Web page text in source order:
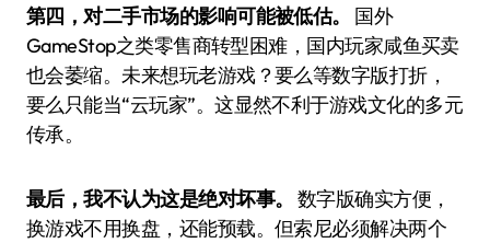
第四，对二手市场的影响可能被低估。
国外
GameStop之类零售商转型困难，国内玩家咸鱼买卖
也会萎缩。未来想玩老游戏？要么等数字版打折，
要么只能当“云玩家”。这显然不利于游戏文化的多元
传承。
最后，我不认为这是绝对坏事。
数字版确实方便，
换游戏不用换盘，还能预载。但索尼必须解决两个